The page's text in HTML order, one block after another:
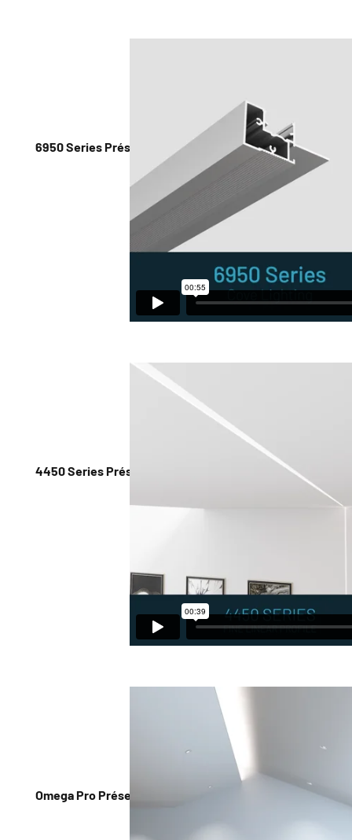
6950 Series Présentation et installation
4450 Series Présentation et installation
Omega Pro Présentation et installation